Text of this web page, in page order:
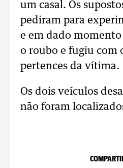
um casal. Os
pediram para
e em dado
o roubo e fugiu com
pertences da vítima.
Os dois veículos
não foram